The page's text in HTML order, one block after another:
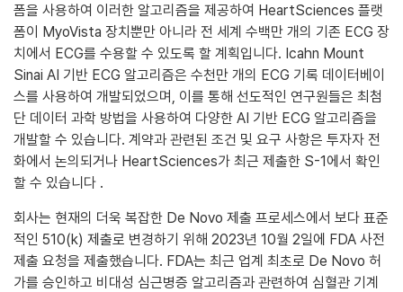
폼을 사용하여 이러한 알고리즘을 제공하여 HeartSciences 플랫
폼이 MyoVista 장치뿐만 아니라 전 세계 수백만 개의 기존 ECG 장
치에서 ECG를 수용할 수 있도록 할 계획입니다. Icahn Mount
Sinai AI 기반 ECG 알고리즘은 수천만 개의 ECG 기록 데이터베이
스를 사용하여 개발되었으며, 이를 통해 선도적인 연구원들은 최첨
단 데이터 과학 방법을 사용하여 다양한 AI 기반 ECG 알고리즘을
개발할 수 있습니다. 계약과 관련된 조건 및 요구 사항은 투자자 전
화에서 논의되거나 HeartSciences가 최근 제출한 S-1에서 확인
할 수 있습니다 .
회사는 현재의 더욱 복잡한 De Novo 제출 프로세스에서 보다 표준
적인 510(k) 제출로 변경하기 위해 2023년 10월 2일에 FDA 사전
제출 요청을 제출했습니다. FDA는 최근 업계 최초로 De Novo 허
가를 승인하고 비대성 심근병증 알고리즘과 관련하여 심혈관 기계